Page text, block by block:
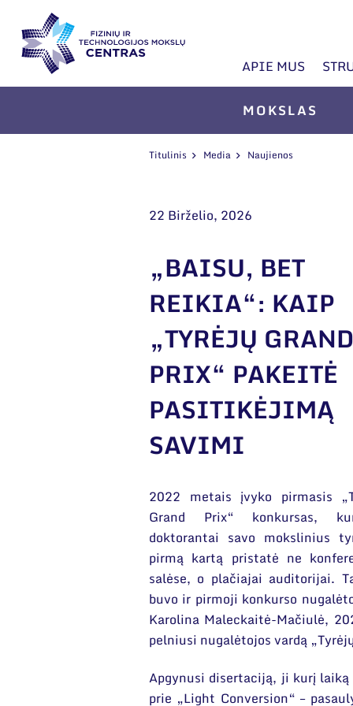
APIE MUS
MOKSLAS
Titulinis Media Naujienos
22 Birželio, 2026
„BAISU, BET
REIKIA“: KAIP
„TYRĖJŲ GRAND
PRIX“ PAKEITĖ
PASITIKĖJIMĄ
SAVIMI
2022 metais įvyko pirmasis
Grand Prix“ konkursas,
doktorantai savo mokslinius
pirmą kartą pristatė ne
salėse, o plačiajai auditorijai.
buvo ir pirmoji konkurso
Karolina Maleckaitė-Mačiulė,
pelniusi nugalėtojos vardą
Apgynusi disertaciją, ji kurį
prie „Light Conversion“ –